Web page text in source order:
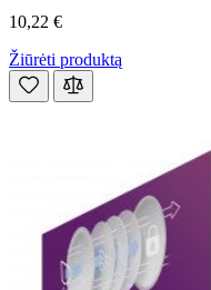
10,22 €
Žiūrėti produktą